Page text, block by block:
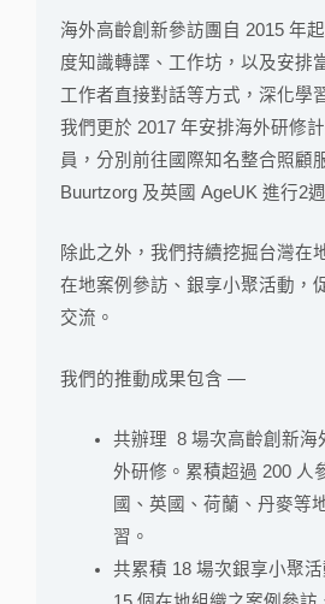
海外高齡創新參訪團自 2015 年
度知識轉譯、工作坊，以及安排
工作者直接對話等方式，深化學
我們更於 2017 年安排海外研修
員，分別前往國際知名整合照顧
Buurtzorg 及英國 AgeUK 進行2
除此之外，我們持續挖掘台灣在
在地案例參訪、銀享小聚活動，
交流。
我們的推動成果包含 —
共辦理 8 場次高齡創新海
外研修。 累積超過 200 人
國、英國、荷蘭、丹麥等
習。
共累積 18 場次銀享小聚